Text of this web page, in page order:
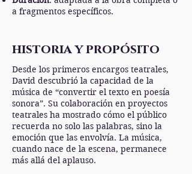
a fragmentos específicos.
historia y propósito
Desde los primeros encargos teatrales,
David descubrió la capacidad de la
música de “convertir el texto en poesía
sonora”. Su colaboración en proyectos
teatrales ha mostrado cómo el público
recuerda no solo las palabras, sino la
emoción que las envolvía. La música,
cuando nace de la escena, permanece
más allá del aplauso.